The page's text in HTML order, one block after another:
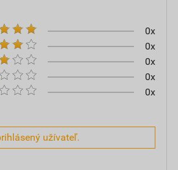
0x
0x
0x
0x
0x
užívateľ.